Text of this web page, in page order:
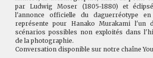
par Ludwig Moser (1805-1880) et
l'annonce officielle du daguerréotype en
représente pour Hanako Murakami l'un
scénarios possibles non exploités dans
de la photographie.
Conversation disponible sur notre chaîne